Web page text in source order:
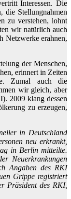
Interessen. Die
die Stellungnahmen
zu verstehen, lohnt
wir natürlich auch
Netzwerke erahnen,
der Menschen,
erinnert in Zeiten
Zumal auch die
wir gleich, aber
2009 klang dessen
zu erzeugen,
in Deutschland
neu erkrankt,
in Berlin mitteilte.
Neuerkrankungen
Angaben des RKI
Grippe registriert
Präsident des RKI,